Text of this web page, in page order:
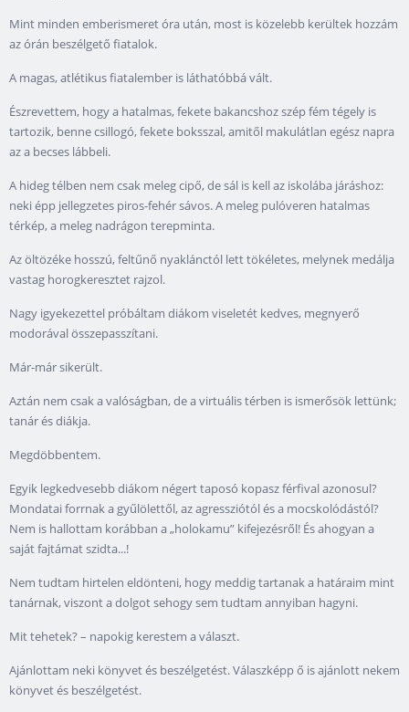
Mint minden emberismeret óra után, most is közelebb kerültek hozzám
az órán beszélgető fiatalok.
A magas, atlétikus fiatalember is láthatóbbá vált.
Észrevettem, hogy a hatalmas, fekete bakancshoz szép fém tégely is
tartozik, benne csillogó, fekete boksszal, amitől makulátlan egész napra
az a becses lábbeli.
A hideg télben nem csak meleg cipő, de sál is kell az iskolába járáshoz:
neki épp jellegzetes piros-fehér sávos. A meleg pulóveren hatalmas
térkép, a meleg nadrágon terepminta.
Az öltözéke hosszú, feltűnő nyaklánctól lett tökéletes, melynek medálja
vastag horogkeresztet rajzol.
Nagy igyekezettel próbáltam diákom viseletét kedves, megnyerő
modorával összepasszítani.
Már-már sikerült.
Aztán nem csak a valóságban, de a virtuális térben is ismerősök lettünk;
tanár és diákja.
Megdöbbentem.
Egyik legkedvesebb diákom négert taposó kopasz férfival azonosul?
Mondatai forrnak a gyűlölettől, az agressziótól és a mocskolódástól?
Nem is hallottam korábban a „holokamu” kifejezésről! És ahogyan a
saját fajtámat szidta...!
Nem tudtam hirtelen eldönteni, hogy meddig tartanak a határaim mint
tanárnak, viszont a dolgot sehogy sem tudtam annyiban hagyni.
Mit tehetek? – napokig kerestem a választ.
Ajánlottam neki könyvet és beszélgetést. Válaszképp ő is ajánlott nekem
könyvet és beszélgetést.